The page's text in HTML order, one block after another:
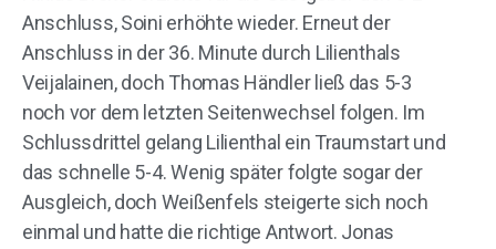
Anschluss, Soini erhöhte wieder. Erneut der
Anschluss in der 36. Minute durch Lilienthals
Veijalainen, doch Thomas Händler ließ das 5-3
noch vor dem letzten Seitenwechsel folgen. Im
Schlussdrittel gelang Lilienthal ein Traumstart und
das schnelle 5-4. Wenig später folgte sogar der
Ausgleich, doch Weißenfels steigerte sich noch
einmal und hatte die richtige Antwort. Jonas